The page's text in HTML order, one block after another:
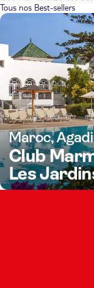
Tous nos Best-sellers